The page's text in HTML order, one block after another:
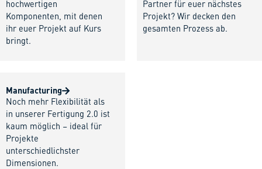
hochwertigen
Komponenten, mit denen
ihr euer Projekt auf Kurs
bringt.
Partner für euer nächstes
Projekt? Wir decken den
gesamten Prozess ab.
Manufacturing
Noch mehr Flexibilität als
in unserer Fertigung 2.0 ist
kaum möglich – ideal für
Projekte
unterschiedlichster
Dimensionen.